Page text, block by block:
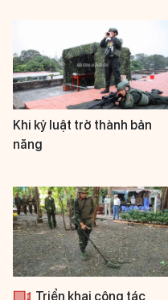
Khi kỷ luật trở thành bản
năng
Triển khai công tác